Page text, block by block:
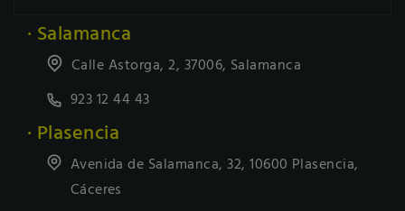
· Salamanca
Calle Astorga, 2, 37006, Salamanca
923 12 44 43
· Plasencia
Avenida de Salamanca, 32, 10600 Plasencia,
Cáceres